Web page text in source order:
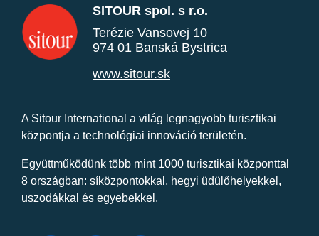
SITOUR spol. s r.o.
Terézie Vansovej 10
974 01 Banská Bystrica
www.sitour.sk
A Sitour International a világ legnagyobb turisztikai
központja a technológiai innováció területén.
Együttműködünk több mint 1000 turisztikai központtal
8 országban: síközpontokkal, hegyi üdülőhelyekkel,
uszodákkal és egyebekkel.